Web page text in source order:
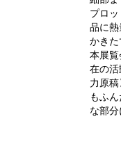
プロ
品に熱
かきた
本展覧
在の活
力原
もふ
な部分